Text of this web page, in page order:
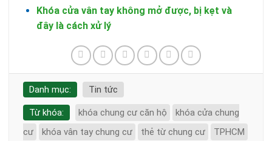
Khóa cửa vân tay không mở được, bị kẹt và
đây là cách xử lý
Danh mục: Tin tức
Từ khóa: khóa chung cư căn hộ
khóa cửa chung
cư
khóa vân tay chung cư thẻ từ chung cư TPHCM